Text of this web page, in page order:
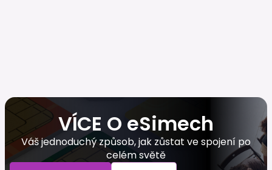
VÍCE O eSimech
Váš jednoduchý způsob, jak zůstat ve spojení po
celém světě